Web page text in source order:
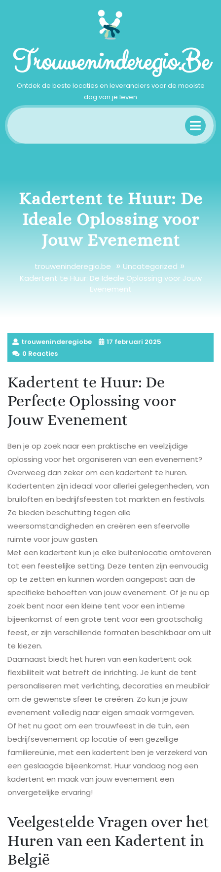
Trouweninderegio.be
Ontdek de beste locaties en leveranciers voor de mooiste
dag van je leven
Kadertent te Huur: De
Ideale Oplossing voor
Jouw Evenement
trouweninderegio.be » Uncategorized »
Kadertent te Huur: De Ideale Oplossing voor Jouw
Evenement
trouweninderegiobe
17 februari 2025
0 Reacties
Kadertent te Huur: De
Perfecte Oplossing voor
Jouw Evenement
Ben je op zoek naar een praktische en veelzijdige
oplossing voor het organiseren van een evenement?
Overweeg dan zeker om een kadertent te huren.
Kadertenten zijn ideaal voor allerlei gelegenheden, van
bruiloften en bedrijfsfeesten tot markten en festivals.
Ze bieden beschutting tegen alle
weersomstandigheden en creëren een sfeervolle
ruimte voor jouw gasten.
Met een kadertent kun je elke buitenlocatie omtoveren
tot een feestelijke setting. Deze tenten zijn eenvoudig
op te zetten en kunnen worden aangepast aan de
specifieke behoeften van jouw evenement. Of je nu op
zoek bent naar een kleine tent voor een intieme
bijeenkomst of een grote tent voor een grootschalig
feest, er zijn verschillende formaten beschikbaar om uit
te kiezen.
Daarnaast biedt het huren van een kadertent ook
flexibiliteit wat betreft de inrichting. Je kunt de tent
personaliseren met verlichting, decoraties en meubilair
om de gewenste sfeer te creëren. Zo kun je jouw
evenement volledig naar eigen smaak vormgeven.
Of het nu gaat om een trouwfeest in de tuin, een
bedrijfsevenement op locatie of een gezellige
familiereünie, met een kadertent ben je verzekerd van
een geslaagde bijeenkomst. Huur vandaag nog een
kadertent en maak van jouw evenement een
onvergetelijke ervaring!
Veelgestelde Vragen over het
Huren van een Kadertent in
België